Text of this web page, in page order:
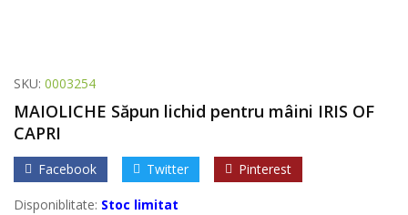
SKU: 0003254
MAIOLICHE Săpun lichid pentru mâini IRIS OF
CAPRI
Facebook Twitter Pinterest
Disponiblitate: Stoc limitat